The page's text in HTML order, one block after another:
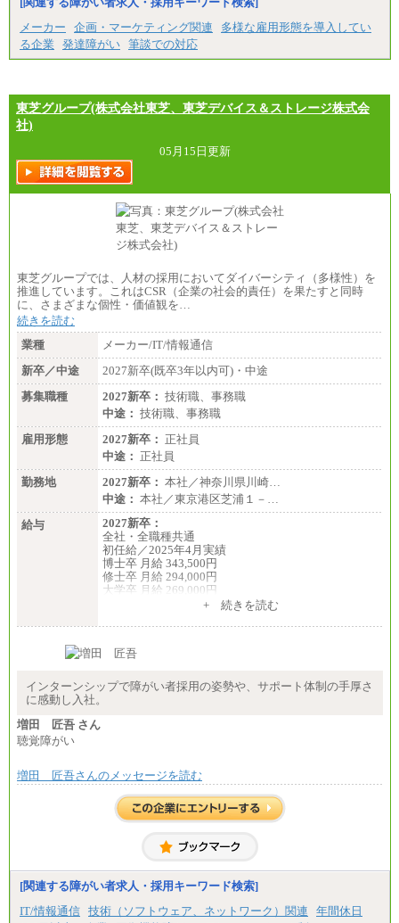
中途：
（1）月給 246,660円
（2）時間給 1,500円/月給モデル\337,000～
メーカー
企画・マーケティング関連
多様な雇用形態を導入してい
る企業
発達障がい 筆談での対応
東芝グループ(株式会社東芝、東芝デバイス＆ストレージ株式会
社)
05月15日更新
東芝グループでは、人材の採用においてダイバーシティ（多様性）を
推進しています。これはCSR（企業の社会的責任）を果たすと同時
に、さまざまな個性・価値観を…
続きを読む
業種
メーカー/IT/情報通信
新卒／中途
2027新卒(既卒3年以内可)・中途
募集職種
2027新卒： 技術職、事務職
中途： 技術職、事務職
雇用形態
2027新卒： 正社員
中途： 正社員
勤務地
2027新卒： 本社／神奈川県川崎…
中途： 本社／東京港区芝浦１－…
給与
2027新卒：
全社・全職種共通
初任給／2025年4月実績
博士卒 月給 343,500円
修士卒 月給 294,000円
大学卒 月給 269,000円
※試用期間の給与に変更はございません
中途：
す。
+ 続きを読む
インターンシップで障がい者採用の姿勢や、サポート体制の手厚さ
に感動し入社。
増田 匠吾 さん
聴覚障がい
増田 匠吾さんのメッセージを読む
[関連する障がい者求人・採用キーワード検索]
IT/情報通信 技術（ソフトウェア、ネットワーク）関連
年間休日